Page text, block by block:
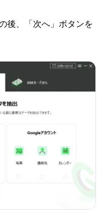
後、「次へ」ボタンを